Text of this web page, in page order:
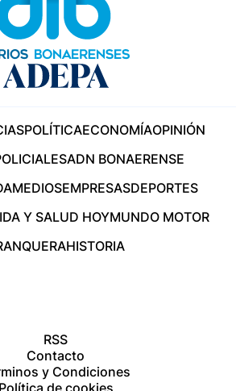
POLÍTICAECONOMÍAOPINIÓN
ADN BONAERENSE
MEDIOSEMPRESASDEPORTES
Y SALUD HOYMUNDO MOTOR
HISTORIA
RSS
Contacto
y Condiciones
Política de cookies